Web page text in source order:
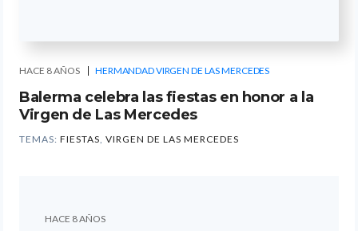
HACE 8 AÑOS HERMANDAD VIRGEN DE LAS MERCEDES
Balerma celebra las fiestas en honor a la
Virgen de Las Mercedes
TEMAS: FIESTAS, VIRGEN DE LAS MERCEDES
HACE 8 AÑOS